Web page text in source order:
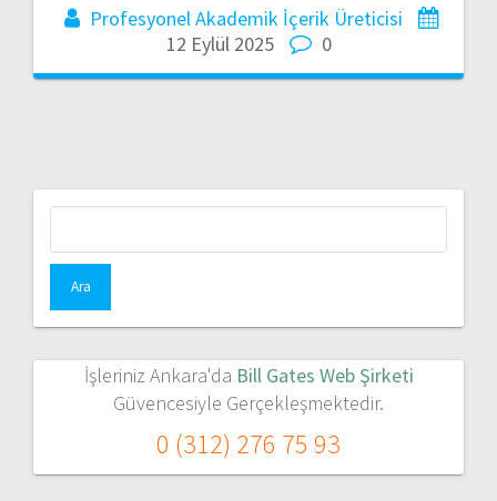
Profesyonel Akademik İçerik Üreticisi
12 Eylül 2025
0
İşleriniz Ankara'da Bill Gates Web Şirketi
Güvencesiyle Gerçekleşmektedir.
0 (312) 276 75 93